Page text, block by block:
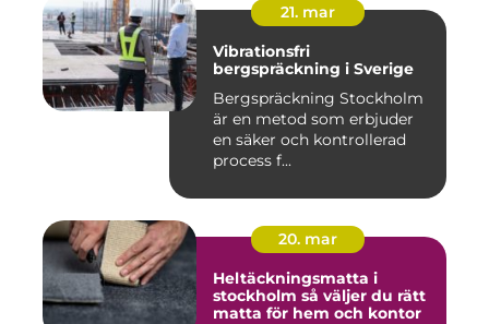
21. mar
Vibrationsfri
bergspräckning i Sverige
Bergspräckning Stockholm
är en metod som erbjuder
en säker och kontrollerad
process f...
20. mar
Heltäckningsmatta i
stockholm så väljer du rätt
matta för hem och kontor